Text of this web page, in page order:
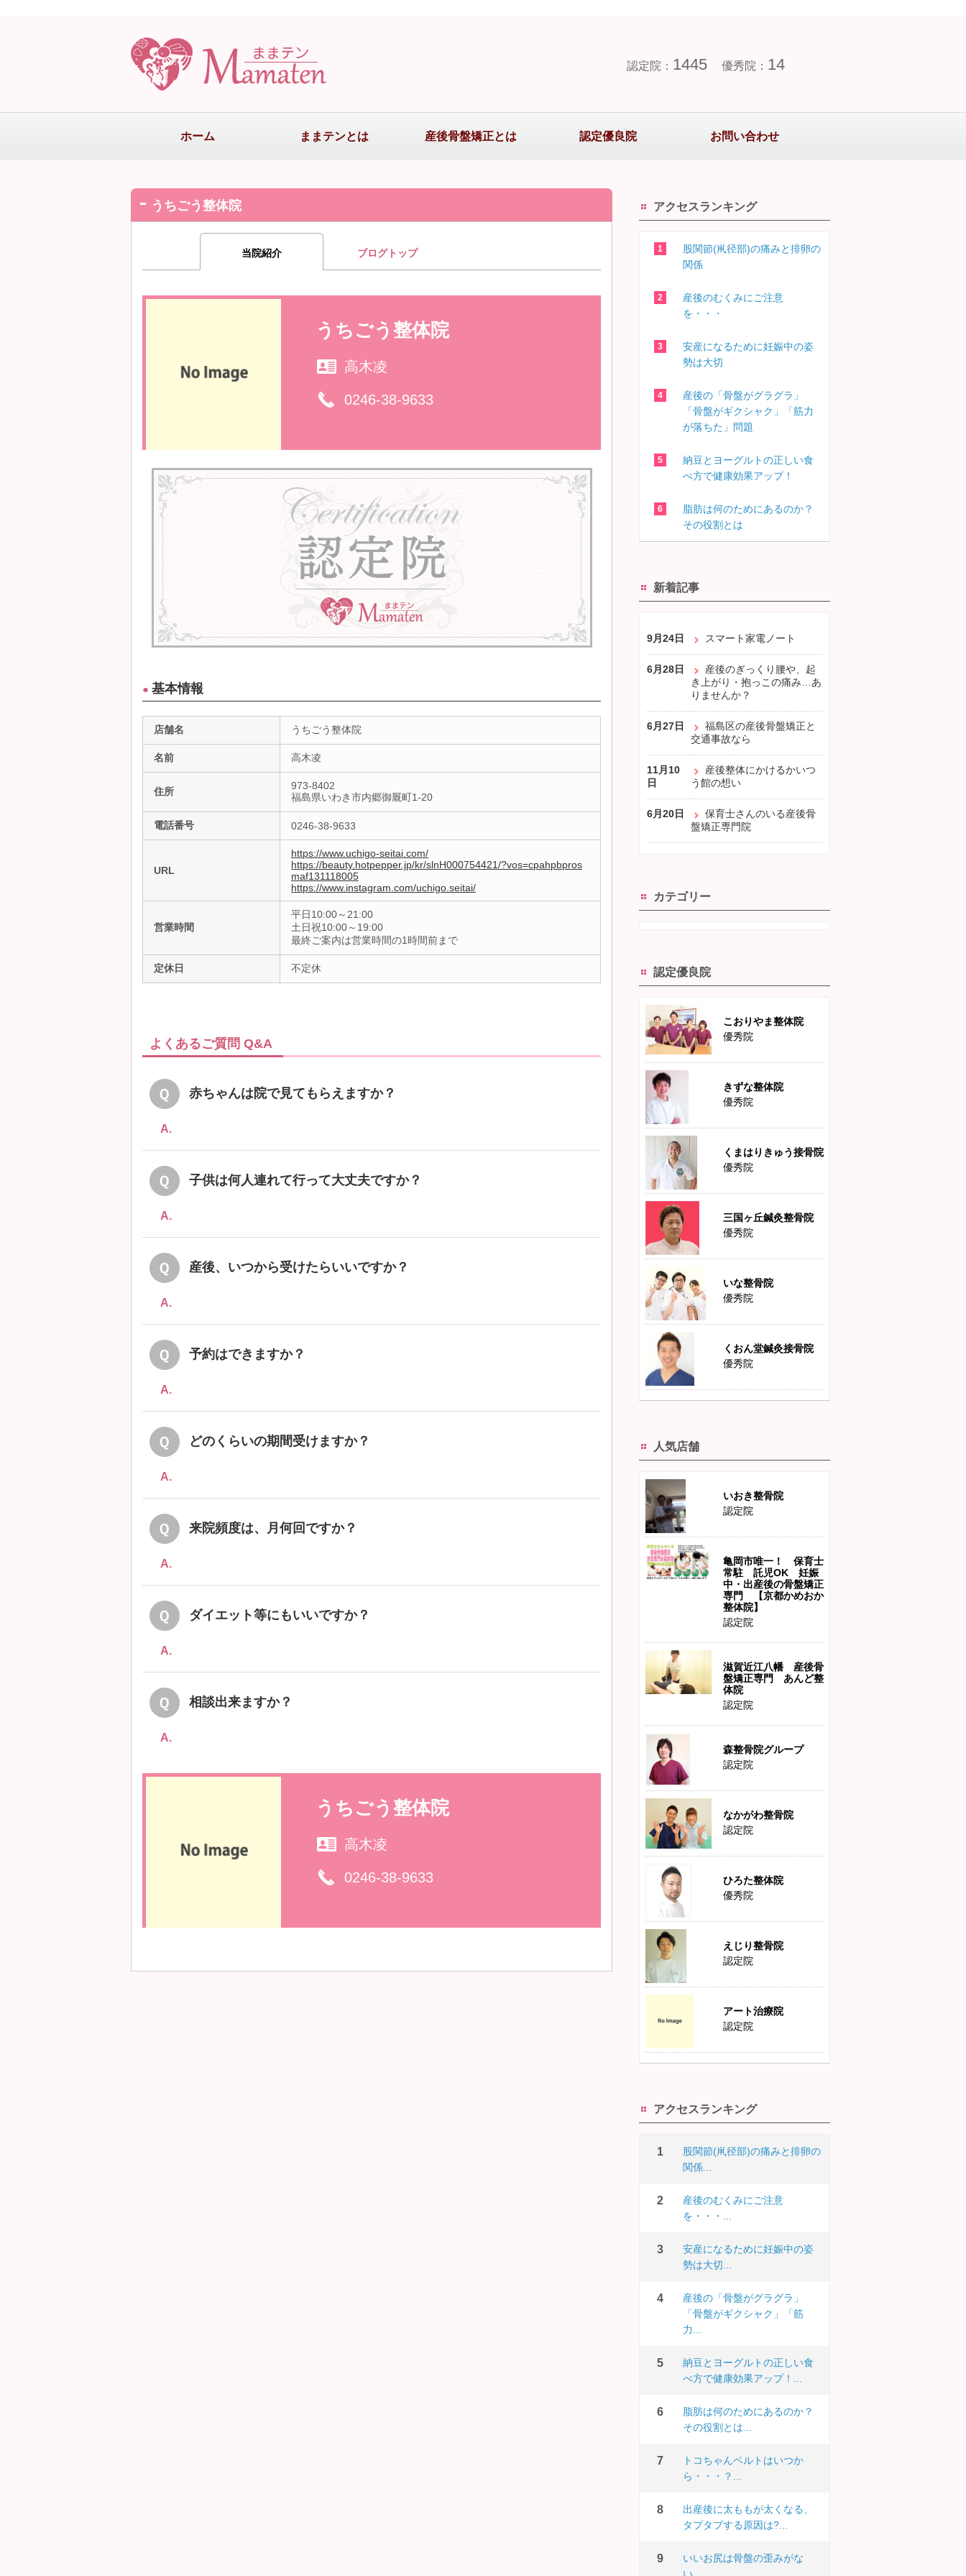
認定院： 1445 優秀院： 14
ホーム ままテンとは 産後骨盤矯正とは 認定優良院 お問い合わせ
うちごう整体院
当院紹介 ブログトップ
うちごう整体院
高木凌
0246-38-9633
● 基本情報
店舗名 うちごう整体院
名前 高木凌
住所
973-8402
福島県いわき市内郷御厩町1-20
電話番号 0246-38-9633
URL
https://www.uchigo-seitai.com/
https://beauty.hotpepper.jp/kr/slnH000754421/?vos=cpahpbpros
maf131118005
https://www.instagram.com/uchigo.seitai/
営業時間
平日10:00～21:00
土日祝10:00～19:00
最終ご案内は営業時間の1時間前まで
定休日 不定休
よくあるご質問 Q&A
赤ちゃんは院で見てもらえますか？
A.
子供は何人連れて行って大丈夫ですか？
A.
産後、いつから受けたらいいですか？
A.
予約はできますか？
A.
どのくらいの期間受けますか？
A.
来院頻度は、月何回ですか？
A.
ダイエット等にもいいですか？
A.
相談出来ますか？
A.
うちごう整体院
高木凌
0246-38-9633
アクセスランキング
股関節(鼡径部)の痛みと排卵の
関係
産後のむくみにご注意
を・・・
安産になるために妊娠中の姿
勢は大切
産後の「骨盤がグラグラ」
「骨盤がギクシャク」「筋力
が落ちた」問題
納豆とヨーグルトの正しい食
べ方で健康効果アップ！
脂肪は何のためにあるのか？
その役割とは
新着記事
9月24日 スマート家電ノート
6月28日
産後のぎっくり腰や、起
き上がり・抱っこの痛み…あ
りませんか？
6月27日
福島区の産後骨盤矯正と
交通事故なら
11月10
日
産後整体にかけるかいつ
う館の想い
6月20日
保育士さんのいる産後骨
盤矯正専門院
カテゴリー
認定優良院
こおりやま整体院
優秀院
きずな整体院
優秀院
くまはりきゅう接骨院
優秀院
三国ヶ丘鍼灸整骨院
優秀院
いな整骨院
優秀院
くおん堂鍼灸接骨院
優秀院
人気店舗
いおき整骨院
認定院
亀岡市唯一！ 保育士
常駐 託児OK 妊娠
中・出産後の骨盤矯正
専門 【京都かめおか
整体院】
認定院
滋賀近江八幡 産後骨
盤矯正専門 あんど整
体院
認定院
森整骨院グループ
認定院
なかがわ整骨院
認定院
ひろた整体院
優秀院
えじり整骨院
認定院
アート治療院
認定院
アクセスランキング
股関節(鼡径部)の痛みと排卵の
関係...
産後のむくみにご注意
を・・・...
安産になるために妊娠中の姿
勢は大切...
産後の「骨盤がグラグラ」
「骨盤がギクシャク」「筋
力...
納豆とヨーグルトの正しい食
べ方で健康効果アップ！...
脂肪は何のためにあるのか？
その役割とは...
トコちゃんベルトはいつか
ら・・・？...
出産後に太ももが太くなる、
タプタプする原因は?...
いいお尻は骨盤の歪みがな